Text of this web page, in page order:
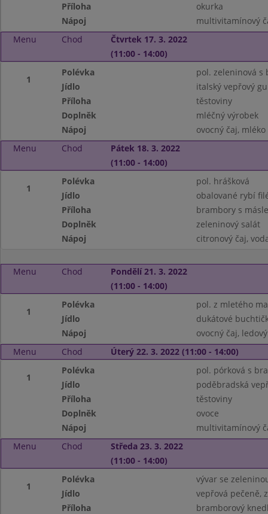
Příloha
okurka
Nápoj
multivitamínový
Menu
Chod
Čtvrtek 17. 3. 2022
(11:00 - 14:00)
1
Polévka
pol. zeleninová s
Jídlo
italský vepřový
Příloha
těstoviny
Doplněk
mléčný výrobek
Nápoj
ovocný čaj, mléko
Menu
Chod
Pátek 18. 3. 2022
(11:00 - 14:00)
1
Polévka
pol. hrášková
Jídlo
obalované rybí
Příloha
brambory s
Doplněk
zeleninový salát
Nápoj
citronový čaj,
Menu Chod
Pondělí 21. 3. 2022
(11:00 - 14:00)
1
Polévka
pol. z mletého
Jídlo
dukátové
Nápoj
ovocný čaj,
Menu
Chod Úterý 22. 3. 2022 (11:00 - 14:00)
1
Polévka
pol. pórková s
Jídlo
poděbradská
Příloha
těstoviny
Doplněk
ovoce
Nápoj
multivitamínový
Menu
Chod
Středa 23. 3. 2022
(11:00 - 14:00)
1
Polévka
vývar se
Jídlo
vepřová pečeně,
Příloha
bramborový